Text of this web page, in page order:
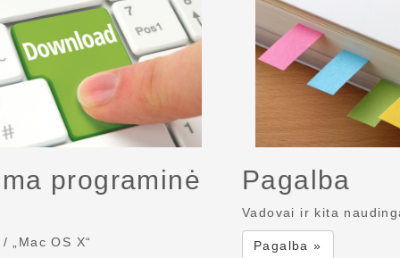
programinė
„Mac OS X“
Pagalba
Vadovai ir kita
Pagalba »